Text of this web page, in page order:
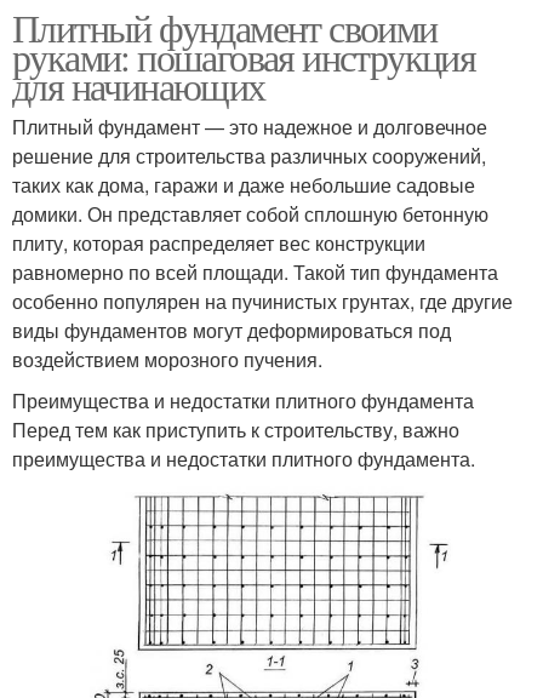
Плитный фундамент своими
руками: пошаговая инструкция
для начинающих
Плитный фундамент — это надежное и долговечное
решение для строительства различных сооружений,
таких как дома, гаражи и даже небольшие садовые
домики. Он представляет собой сплошную бетонную
плиту, которая распределяет вес конструкции
равномерно по всей площади. Такой тип фундамента
особенно популярен на пучинистых грунтах, где другие
виды фундаментов могут деформироваться под
воздействием морозного пучения.
Преимущества и недостатки плитного фундамента
Перед тем как приступить к строительству, важно
преимущества и недостатки плитного фундамента.